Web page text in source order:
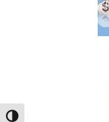
Toggle High Contrast